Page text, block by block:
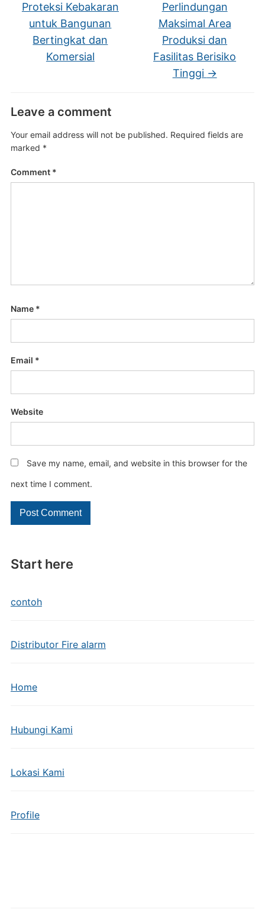
Start here
contoh
Distributor Fire alarm
Home
Hubungi Kami
Lokasi Kami
Profile
Proteksi Kebakaran
untuk Bangunan
Bertingkat dan
Komersial
Perlindungan
Maksimal Area
Produksi dan
Fasilitas Berisiko
Tinggi →
Leave a comment
Your email address will not be published. Required fields are
marked *
Comment *
Name *
Email *
Website
Save my name, email, and website in this browser for the
next time I comment.